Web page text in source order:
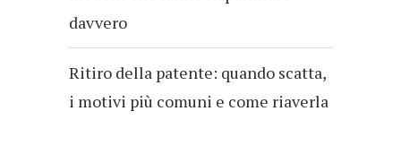
davvero
Ritiro della patente: quando scatta,
i motivi più comuni e come riaverla